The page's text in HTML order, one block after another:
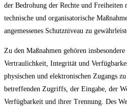
der Bedrohung der Rechte und Freiheiten
technische und organisatorische
angemessenes Schutzniveau zu
Zu den Maßnahmen gehören
Vertraulichkeit, Integrität und
physischen und elektronischen Zugangs
betreffenden Zugriffs, der Eingabe, der
Verfügbarkeit und ihrer Trennung. Des